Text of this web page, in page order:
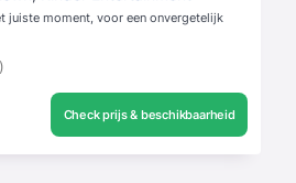
juiste moment, voor een onvergetelijk
Check prijs & beschikbaarheid